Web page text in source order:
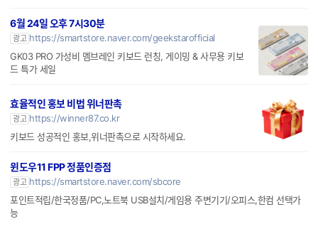
6월 24일 오후 7시30분
광고 https://smartstore.naver.com/geekstarofficial
GK03 PRO 가성비 멤브레인 키보드 런칭, 게이밍 & 사무용 키보
드 특가 세일
효율적인 홍보 비법 위너판촉
광고 https://winner87.co.kr
키보드 성공적인 홍보,위너판촉으로 시작하세요.
윈도우11 FPP 정품인증점
광고 https://smartstore.naver.com/sbcore
포인트적립/한국정품/PC,노트북 USB설치/게임용 주변기기/오피스,한컴 선택가
능